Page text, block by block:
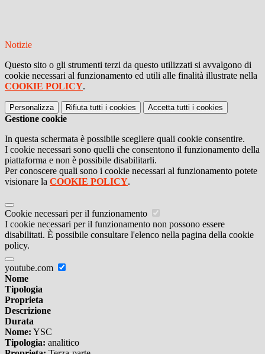
Notizie
Questo sito o gli strumenti terzi da questo utilizzati si avvalgono di
cookie necessari al funzionamento ed utili alle finalità illustrate nella
COOKIE POLICY.
Personalizza Rifiuta tutti i cookies Accetta tutti i cookies
Gestione cookie
In questa schermata è possibile scegliere quali cookie consentire.
I cookie necessari sono quelli che consentono il funzionamento della
piattaforma e non è possibile disabilitarli.
Per conoscere quali sono i cookie necessari al funzionamento potete
visionare la COOKIE POLICY.
Cookie necessari per il funzionamento
I cookie necessari per il funzionamento non possono essere
disabilitati. È possibile consultare l'elenco nella pagina della cookie
policy.
youtube.com
Nome
Tipologia
Proprieta
Descrizione
Durata
Nome: YSC
Tipologia: analitico